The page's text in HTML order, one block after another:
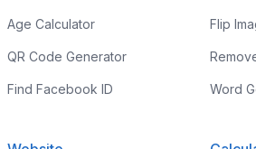
Age Calculator
QR Code Generator
Find Facebook ID
Flip
Word